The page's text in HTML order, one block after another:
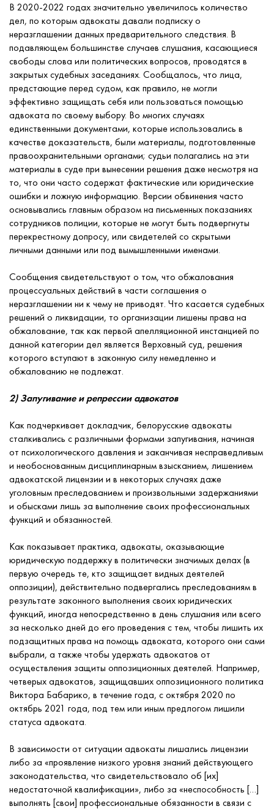
В 2020-2022 годах значительно увеличилось количество
дел, по которым адвокаты давали подписку о
неразглашении данных предварительного следствия. В
подавляющем большинстве случаев слушания, касающиеся
свободы слова или политических вопросов, проводятся в
закрытых судебных заседаниях. Сообщалось, что лица,
предстающие перед судом, как правило, не могли
эффективно защищать себя или пользоваться помощью
адвоката по своему выбору. Во многих случаях
единственными документами, которые использовались в
качестве доказательств, были материалы, подготовленные
правоохранительными органами; судьи полагались на эти
материалы в суде при вынесении решения даже несмотря на
то, что они часто содержат фактические или юридические
ошибки и ложную информацию. Версии обвинения часто
основывались главным образом на письменных показаниях
сотрудников полиции, которые не могут быть подвергнуты
перекрестному допросу, или свидетелей со скрытыми
личными данными или под вымышленными именами.
Сообщения свидетельствуют о том, что обжалования
процессуальных действий в части соглашения о
неразглашении ни к чему не приводят. Что касается судебных
решений о ликвидации, то организации лишены права на
обжалование, так как первой апелляционной инстанцией по
данной категории дел является Верховный суд, решения
которого вступают в законную силу немедленно и
обжалованию не подлежат.
2) Запугивание и репрессии адвокатов
Как подчеркивает докладчик, белорусские адвокаты
сталкивались с различными формами запугивания, начиная
от психологического давления и заканчивая несправедливым
и необоснованным дисциплинарным взысканием, лишением
адвокатской лицензии и в некоторых случаях даже
уголовным преследованием и произвольными задержаниями
и обысками лишь за выполнение своих профессиональных
функций и обязанностей.
Как показывает практика, адвокаты, оказывающие
юридическую поддержку в политически значимых делах (в
первую очередь те, кто защищает видных деятелей
оппозиции), действительно подвергались преследованиям в
результате законного выполнения своих юридических
функций, иногда непосредственно в день слушания или всего
за несколько дней до его проведения с тем, чтобы лишить их
подзащитных права на помощь адвоката, которого они сами
выбрали, а также чтобы удержать адвокатов от
осуществления защиты оппозиционных деятелей. Например,
четверых адвокатов, защищавших оппозиционного политика
Виктора Бабарико, в течение года, с октября 2020 по
октябрь 2021 года, под тем или иным предлогом лишили
статуса адвоката.
В зависимости от ситуации адвокаты лишались лицензии
либо за «проявление низкого уровня знаний действующего
законодательства, что свидетельствовало об [их]
недостаточной квалификации», либо за «неспособность […]
выполнять [свои] профессиональные обязанности в связи с